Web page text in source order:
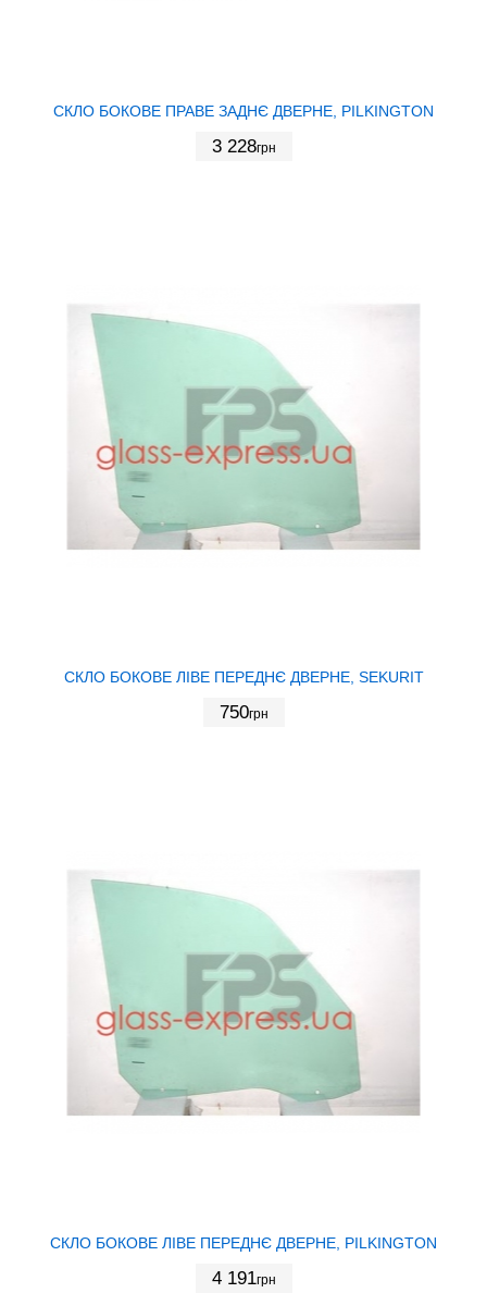
СКЛО БОКОВЕ ПРАВЕ ЗАДНЄ ДВЕРНЕ, PILKINGTON
3 228грн
СКЛО БОКОВЕ ЛІВЕ ПЕРЕДНЄ ДВЕРНЕ, SEKURIT
750грн
СКЛО БОКОВЕ ЛІВЕ ПЕРЕДНЄ ДВЕРНЕ, PILKINGTON
4 191грн